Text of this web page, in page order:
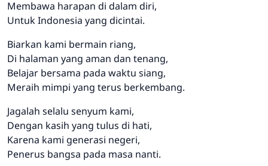
Membawa harapan di dalam diri,
Untuk Indonesia yang dicintai.
Biarkan kami bermain riang,
Di halaman yang aman dan tenang,
Belajar bersama pada waktu siang,
Meraih mimpi yang terus berkembang.
Jagalah selalu senyum kami,
Dengan kasih yang tulus di hati,
Karena kami generasi negeri,
Penerus bangsa pada masa nanti.